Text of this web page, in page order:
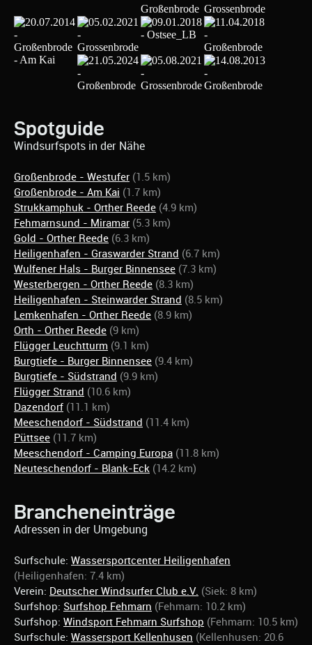
Spotguide
Windsurfspots in der Nähe
Großenbrode - Westufer (1.5 km)
Großenbrode - Am Kai (1.7 km)
Strukkamphuk - Orther Reede (4.9 km)
Fehmarnsund - Miramar (5.3 km)
Gold - Orther Reede (6.3 km)
Heiligenhafen - Graswarder Strand (6.7 km)
Wulfener Hals - Burger Binnensee (7.3 km)
Westerbergen - Orther Reede (8.3 km)
Heiligenhafen - Steinwarder Strand (8.5 km)
Lemkenhafen - Orther Reede (8.9 km)
Orth - Orther Reede (9 km)
Flügger Leuchtturm (9.1 km)
Burgtiefe - Burger Binnensee (9.4 km)
Burgtiefe - Südstrand (9.9 km)
Flügger Strand (10.6 km)
Dazendorf (11.1 km)
Meeschendorf - Südstrand (11.4 km)
Püttsee (11.7 km)
Meeschendorf - Camping Europa (11.8 km)
Neuteschendorf - Blank-Eck (14.2 km)
Brancheneinträge
Adressen in der Umgebung
Surfschule: Wassersportcenter Heiligenhafen
(Heiligenhafen: 7.4 km)
Verein: Deutscher Windsurfer Club e.V. (Siek: 8 km)
Surfshop: Surfshop Fehmarn (Fehmarn: 10.2 km)
Surfshop: Windsport Fehmarn Surfshop (Fehmarn: 10.5 km)
Surfschule: Wassersport Kellenhusen (Kellenhusen: 20.6